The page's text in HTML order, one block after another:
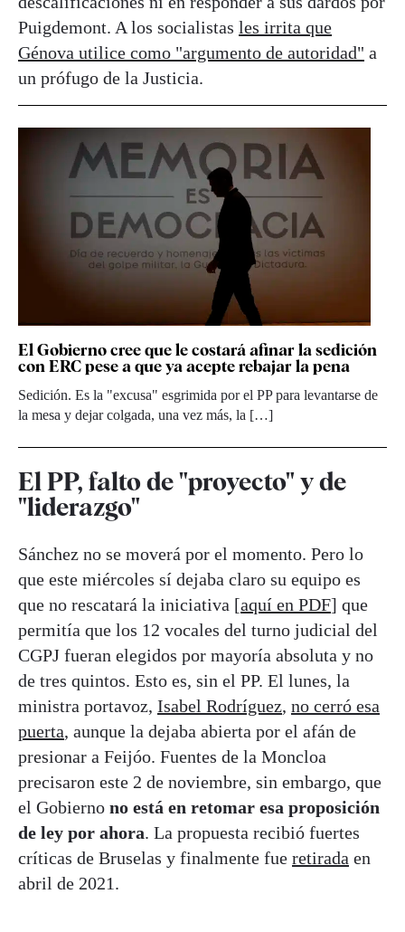
Puigdemont. A los socialistas les irrita que
Génova utilice como "argumento de autoridad" a
un prófugo de la Justicia.
El Gobierno cree que le costará afinar la sedición
con ERC pese a que ya acepte rebajar la pena
Sedición. Es la "excusa" esgrimida por el PP para levantarse de
la mesa y dejar colgada, una vez más, la […]
El PP, falto de "proyecto" y de
"liderazgo"
Sánchez no se moverá por el momento. Pero lo
que este miércoles sí dejaba claro su equipo es
que no rescatará la iniciativa [aquí en PDF] que
permitía que los 12 vocales del turno judicial del
CGPJ fueran elegidos por mayoría absoluta y no
de tres quintos. Esto es, sin el PP. El lunes, la
ministra portavoz, Isabel Rodríguez, no cerró esa
puerta, aunque la dejaba abierta por el afán de
presionar a Feijóo. Fuentes de la Moncloa
precisaron este 2 de noviembre, sin embargo, que
el Gobierno no está en retomar esa proposición
de ley por ahora. La propuesta recibió fuertes
críticas de Bruselas y finalmente fue retirada en
abril de 2021.